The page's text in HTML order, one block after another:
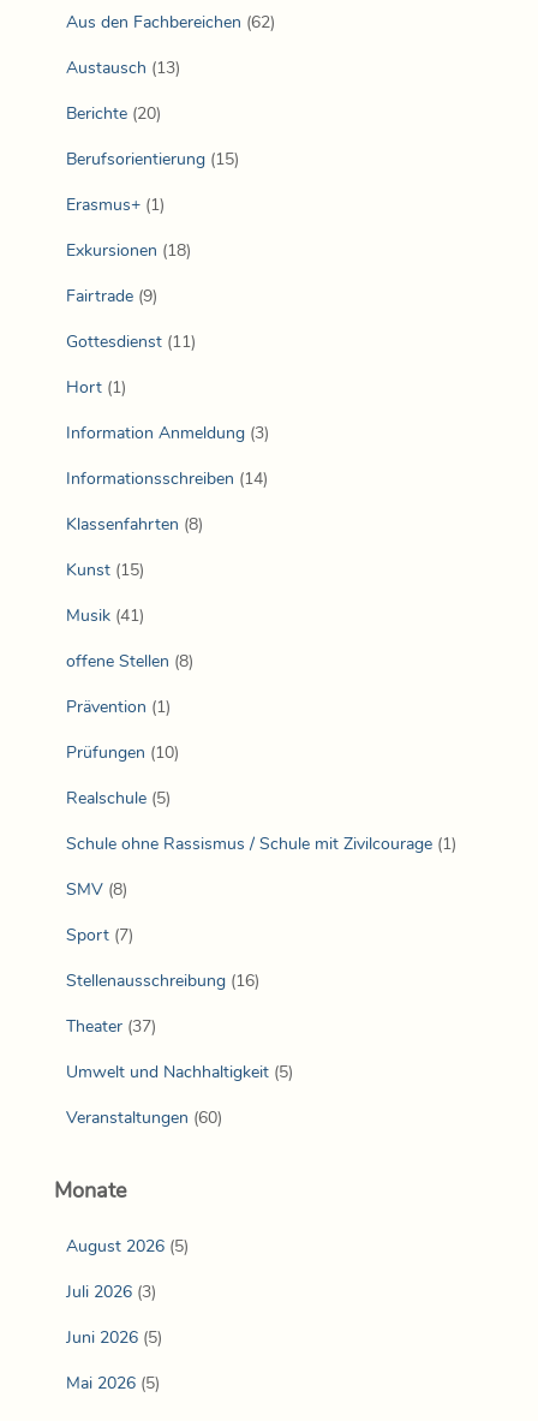
Aus den Fachbereichen (62)
Austausch (13)
Berichte (20)
Berufsorientierung (15)
Erasmus+ (1)
Exkursionen (18)
Fairtrade (9)
Gottesdienst (11)
Hort (1)
Information Anmeldung (3)
Informationsschreiben (14)
Klassenfahrten (8)
Kunst (15)
Musik (41)
offene Stellen (8)
Prävention (1)
Prüfungen (10)
Realschule (5)
Schule ohne Rassismus / Schule mit Zivilcourage (1)
SMV (8)
Sport (7)
Stellenausschreibung (16)
Theater (37)
Umwelt und Nachhaltigkeit (5)
Veranstaltungen (60)
Monate
August 2026 (5)
Juli 2026 (3)
Juni 2026 (5)
Mai 2026 (5)